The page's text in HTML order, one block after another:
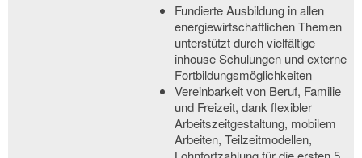
Fundierte Ausbildung in allen
energiewirtschaftlichen Themen
unterstützt durch vielfältige
inhouse Schulungen und externe
Fortbildungsmöglichkeiten
Vereinbarkeit von Beruf, Familie
und Freizeit, dank flexibler
Arbeitszeitgestaltung, mobilem
Arbeiten, Teilzeitmodellen,